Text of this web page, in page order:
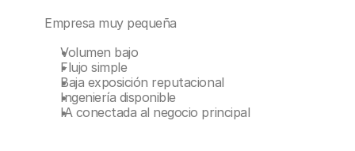
Empresa muy pequeña
Volumen bajo
Flujo simple
Baja exposición reputacional
Ingeniería disponible
IA conectada al negocio principal